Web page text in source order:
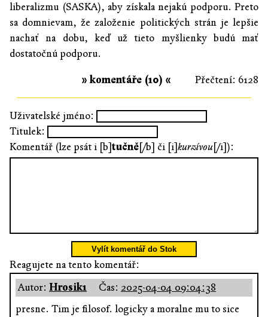
liberalizmu (SASKA), aby získala nejakú podporu. Preto
sa domnievam, že založenie politických strán je lepšie
nachať na dobu, keď už tieto myšlienky budú mať
dostatočnú podporu.
Přečtení: 6128
» komentáře (10) «
Uživatelské jméno:
Titulek:
Komentář (lze psát i [b]tučně[/b] či [i]kurzívou[/i]):
Vylít komentář do Stok
Reagujete na tento komentář:
Autor: Hrosik1 Čas: 2025-04-04 09:04:38
presne. Tim je filosof. logicky a moralne mu to sice